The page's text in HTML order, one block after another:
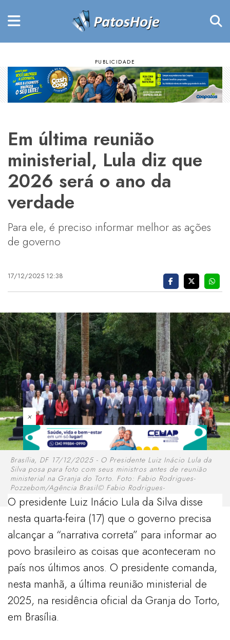
Em última reunião
ministerial, Lula diz que
2026 será o ano da
verdade
Para ele, é preciso informar melhor as ações
de governo
17/12/2025 12:38
×
Brasília, DF 17/12/2025 - O Presidente Luiz Inácio Lula da
Silva posa para foto com seus ministros antes de reunião
ministerial na Granja do Torto. Foto: Fabio Rodrigues-
Pozzebom/Agência Brasil© Fabio Rodrigues-
Pozzebom/Agência Brasil
O presidente Luiz Inácio Lula da Silva disse
nesta quarta-feira (17) que o governo precisa
alcançar a “narrativa correta” para informar ao
povo brasileiro as coisas que aconteceram no
país nos últimos anos. O presidente comanda,
nesta manhã, a última reunião ministerial de
2025, na residência oficial da Granja do Torto,
em Brasília.